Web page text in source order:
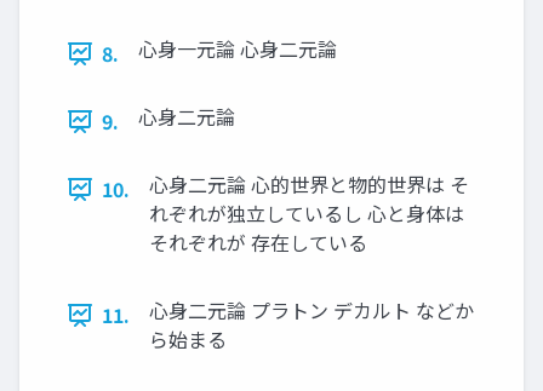
8. 心身一元論 心身二元論
9. 心身二元論
10.
心身二元論 心的世界と物的世界は そ
れぞれが独立しているし 心と身体は
それぞれが 存在している
11.
心身二元論 プラトン デカルト などか
ら始まる